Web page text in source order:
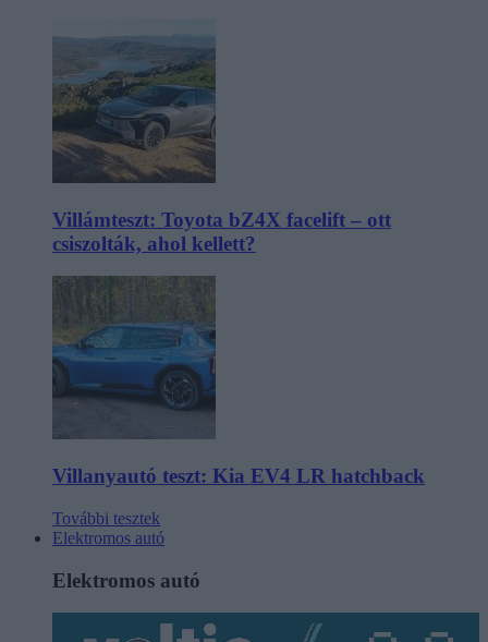
Villámteszt: Toyota bZ4X facelift – ott
csiszolták, ahol kellett?
Villanyautó teszt: Kia EV4 LR hatchback
További tesztek
Elektromos autó
Elektromos autó